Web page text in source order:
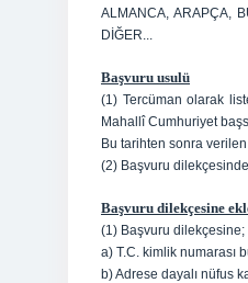
ALMANCA, ARAPÇA,
DİĞER...
Başvuru usulü
(1) Tercüman olarak
Mahallî Cumhuriyet
Bu tarihten sonra
(2) Başvuru
Başvuru dilekçesine
(1) Başvuru dilekçesine;
a) T.C. kimlik numarası
b) Adrese dayalı nüfus